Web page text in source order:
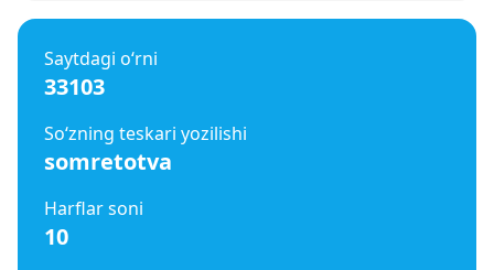
Saytdagi o‘rni
33103
So‘zning teskari yozilishi
somretotva
Harflar soni
10